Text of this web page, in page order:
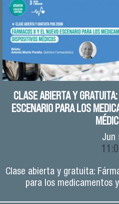
CLASE ABIERTA Y
ESCENARIO PARA LOS
Jun
Clase abierta y gratuita:
para los medicamentos